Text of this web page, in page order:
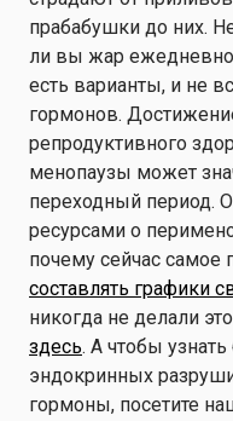
прабабушки до них.
ли вы жар ежедневно
есть варианты, и не
гормонов.
репродуктивного
менопаузы может
переходный период.
ресурсами о
почему сейчас
составлять графики
никогда не делали
здесь. А чтобы
эндокринных
гормоны, посетите